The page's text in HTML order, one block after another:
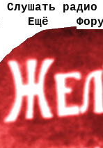
Слушать радио
Ещё